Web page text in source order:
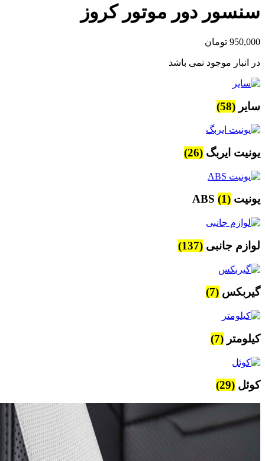
سنسور دور موتور کروز
950,000 تومان
در انبار موجود نمی باشد
سایر (58)
یونیت ایربگ (26)
یونیت ABS (1)
لوازم جانبی (137)
گیربکس (7)
کیلومتر (7)
کوئل (29)